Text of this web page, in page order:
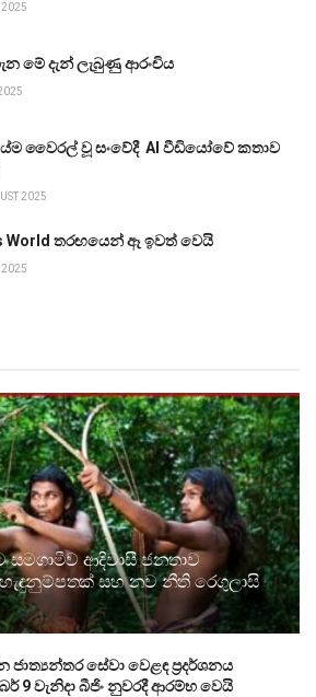
මේ දැන් ලැබුණු ආරංචිය
වෛරල් වූ සංවේදී AI වීඩියෝවේ කතාව
2025
World තරඟයෙන් ඈ ඉවත් වෙයි
2025
සමගාමීව ආදිවාසී ජනතාව
සහ නව නීති රෙගුලාසි
ජාත්‍යන්තර සේවා වෙළඳ ප්‍රදර්ශනය
9 වැනිදා බීජිං නුවරදී ආරම්භ වෙයි